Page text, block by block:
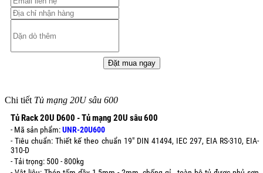
Chi tiết Tủ mạng 20U sâu 600
Tủ Rack 20U D600 - Tủ mạng 20U sâu 600
- Mã sản phẩm:UNR-20U600
- Tiêu chuẩn: Thiết kế theo chuẩn 19" DIN 41494, IEC 297, EIA RS-310, EIA-
310-D
- Tải trọng: 500 - 800kg